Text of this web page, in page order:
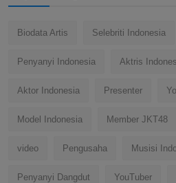
Biodata Artis Selebriti Indonesia
Penyanyi Indonesia Aktris
Aktor Indonesia Presenter
Model Indonesia Member JKT48
video Pengusaha Musisi
Penyanyi Dangdut YouTuber